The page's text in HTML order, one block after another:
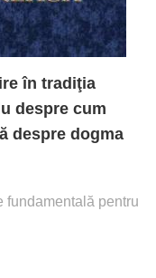
în tradiţia
despre cum
despre dogma
fundamentală pentru